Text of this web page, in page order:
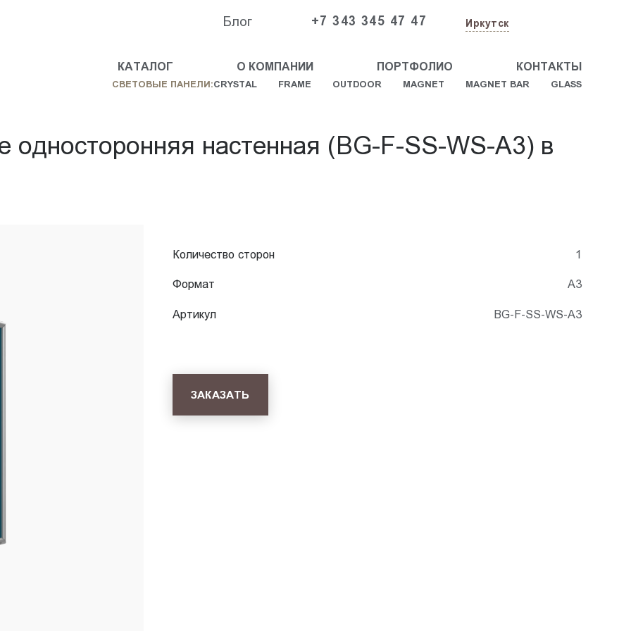
Блог +7 343 345 47 47 Иркутск
КАТАЛОГ О КОМПАНИИ ПОРТФОЛИО КОНТАКТЫ
СВЕТОВЫЕ ПАНЕЛИ:CRYSTAL FRAME OUTDOOR MAGNET MAGNET BAR GLASS
односторонняя настенная (BG-F-SS-WS-A3) в
Количество сторон 1
Формат А3
Артикул BG-F-SS-WS-A3
ЗАКАЗАТЬ